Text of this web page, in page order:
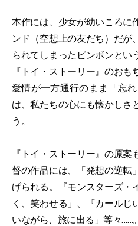
本作には、少女が幼いころに
ンド（空想上の友だち）だが
られてしまったビンボンとい
『トイ・ストーリー』のおも
愛情が一方通行のまま「忘
は、私たちの心にも懐かしさ
う。
『トイ・ストーリー』の原
督の作品には、「発想の逆転
げられる。『モンスターズ・
く、笑わせる」、『カールじ
いながら、旅に出る」等々……。